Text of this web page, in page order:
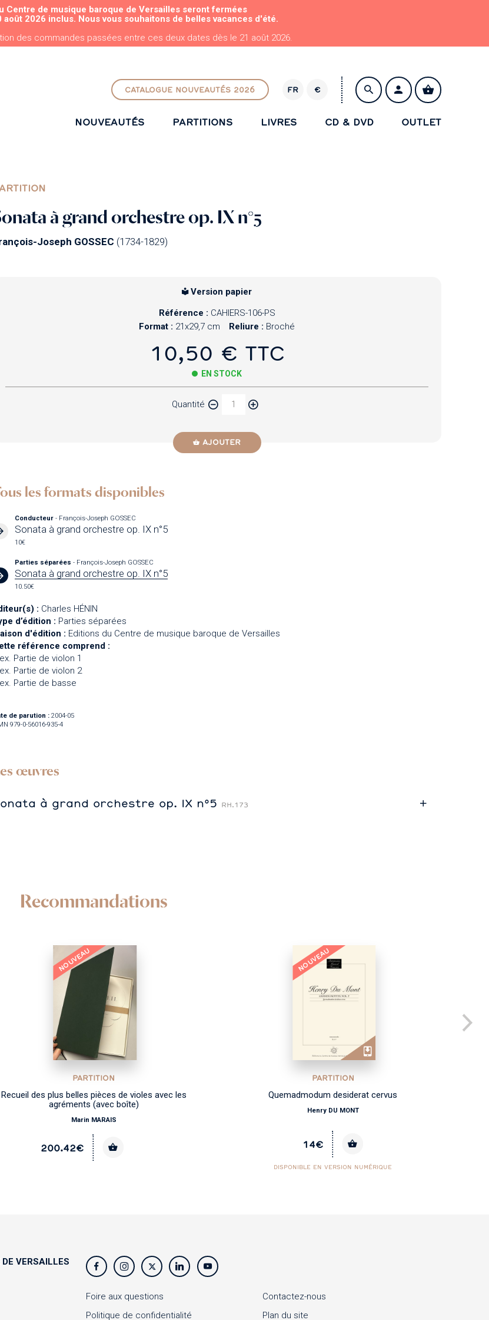
ALLER AU CONTENU PRINCIPAL
Centre de musique baroque de Versailles seront fermées
août 2026 inclus. Nous vous souhaitons de belles vacances d'été.
des commandes passées entre ces deux dates dès le 21 août 2026.
CATALOGUE NOUVEAUTÉS 2026 FR
R
€
NOUVEAUTÉS PARTITIONS LIVRES CD & DVD OUTLET
à grand orchestre op. IX n°5
Joseph GOSSEC (1734-1829)
Version papier
Référence : CAHIERS-106-PS
Format : 21x29,7 cm Reliure : Broché
10,50 € TTC
EN STOCK
Quantité
AJOUTER
les formats disponibles
Conducteur- François-Joseph GOSSEC
Sonata à grand orchestre op. IX n°5
10€
Parties séparées- François-Joseph GOSSEC
Sonata à grand orchestre op. IX n°5
10.50€
: Charles HÉNIN
d’édition : Parties séparées
d'édition : Editions du Centre de musique baroque de Versailles
référence comprend :
Partie de violon 1
Partie de violon 2
Partie de basse
de parution : 2004-05
979-0-56016-935-4
œuvres
à grand orchestre op. IX n°5 RH.173
Recommandations
NOUVEAU
PARTITION
Recueil des plus belles pièces de violes avec les
agréments (avec boîte)
Marin MARAIS
200.42€
NOUVEAU
PARTITION
Quemadmodum desiderat cervus
Henry DU MONT
14€
DISPONIBLE EN VERSION NUMÉRIQUE
DE VERSAILLES
Foire aux questions
Contactez-nous
Politique de confidentialité
Plan du site